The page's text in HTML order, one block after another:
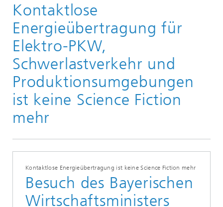
Press Archives
Kontaktlose
Energieübertragung für
Elektro-PKW,
Schwerlastverkehr und
Produktionsumgebungen
ist keine Science Fiction
mehr
Kontaktlose Energieübertragung ist keine Science Fiction mehr
Besuch des Bayerischen
Wirtschaftsministers